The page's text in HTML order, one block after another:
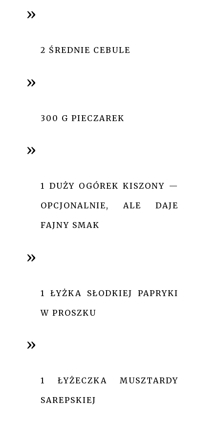
2 ŚREDNIE CEBULE
300 G PIECZAREK
1 DUŻY OGÓREK KISZONY —
OPCJONALNIE, ALE DAJE
FAJNY SMAK
1 ŁYŻKA SŁODKIEJ PAPRYKI
W PROSZKU
1 ŁYŻECZKA MUSZTARDY
SAREPSKIEJ